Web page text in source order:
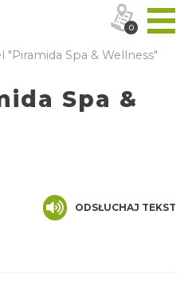
"Piramida Spa & Wellness"
Spa &
ODSŁUCHAJ TEKST
0